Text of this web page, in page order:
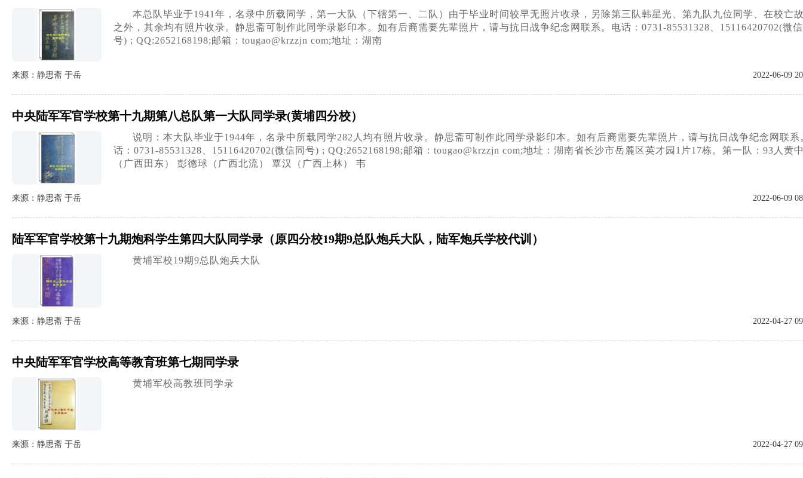
本总队毕业于1941年，名录中所载同学，第一大队（下辖第一、二队）由于毕业时间较早无照片收录，另除第三队韩星光、第九队九位同学、在校亡
之外，其余均有照片收录。静思斋可制作此同学录影印本。如有后裔需要先辈照片，请与抗日战争纪念网联系。电话：0731-85531328、15116420702(微
号) ; QQ:2652168198;邮箱：tougao@krzzjn com;地址：湖南
来源：静思斋 于岳 2022-06-09
中央陆军军官学校第十九期第八总队第一大队同学录(黄埔四分校）
说明：本大队毕业于1944年，名录中所载同学282人均有照片收录。静思斋可制作此同学录影印本。如有后裔需要先辈照片，请与抗日战争纪念网联系
话：0731-85531328、15116420702(微信同号) ; QQ:2652168198;邮箱：tougao@krzzjn com;地址：湖南省长沙市岳麓区英才园1片17栋。第一队：93人黄
（广西田东） 彭德球（广西北流） 覃汉（广西上林） 韦
来源：静思斋 于岳 2022-06-09
陆军军官学校第十九期炮科学生第四大队同学录（原四分校19期9总队炮兵大队，陆军炮兵学校代训）
黄埔军校19期9总队炮兵大队
来源：静思斋 于岳 2022-04-27
中央陆军军官学校高等教育班第七期同学录
黄埔军校高教班同学录
来源：静思斋 于岳 2022-04-27